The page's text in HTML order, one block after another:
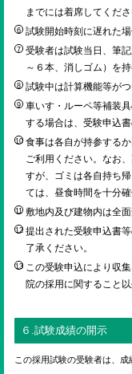
までには着席してくださ
試験開始時刻に遅れた
受験者は試験当日、筆
～６本、消しゴム）を持
試験中は計算機能等が
車いす・ルーペ等補装
する場合は、受験申込
食事は各自が持参する
ご利用ください。なお
すが、ゴミは各自持ち
ては、昼食時間を十分
敷地内及び建物内は全面
提出された受験申込書
了承ください。
この受験申込により収
院の採用に関すること
６.試験成績の開示
この採用試験の受験者は、成